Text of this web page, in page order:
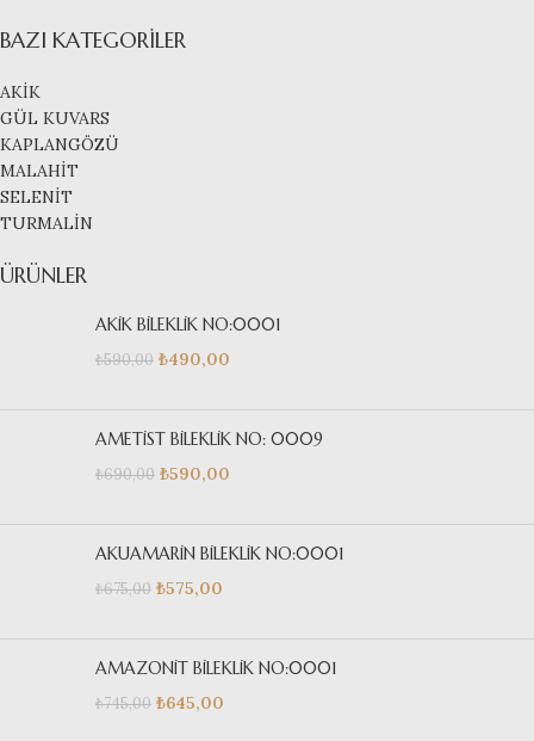
BAZI KATEGORILER
AKİK
GÜL KUVARS
KAPLANGÖZÜ
MALAHİT
SELENİT
TURMALİN
ÜRÜNLER
AKİK BİLEKLİK NO:0001
₺590,00 ₺490,00
AMETİST BİLEKLİK NO: 0009
₺690,00 ₺590,00
AKUAMARİN BİLEKLİK NO:0001
₺675,00 ₺575,00
AMAZONİT BİLEKLİK NO:0001
₺745,00 ₺645,00